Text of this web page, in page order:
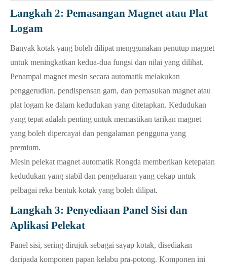
Langkah 2: Pemasangan Magnet atau Plat
Logam
Banyak kotak yang boleh dilipat menggunakan penutup magnet
untuk meningkatkan kedua-dua fungsi dan nilai yang dilihat.
Penampal magnet mesin secara automatik melakukan
penggerudian, pendispensan gam, dan pemasukan magnet atau
plat logam ke dalam kedudukan yang ditetapkan. Kedudukan
yang tepat adalah penting untuk memastikan tarikan magnet
yang boleh dipercayai dan pengalaman pengguna yang
premium.
Mesin pelekat magnet automatik Rongda memberikan ketepatan
kedudukan yang stabil dan pengeluaran yang cekap untuk
pelbagai reka bentuk kotak yang boleh dilipat.
Langkah 3: Penyediaan Panel Sisi dan
Aplikasi Pelekat
Panel sisi, sering dirujuk sebagai sayap kotak, disediakan
daripada komponen papan kelabu pra-potong. Komponen ini